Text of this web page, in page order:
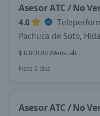
Asesor ATC / No
4.0
Pachuca de Soto,
$ 8,800.00 (Mensual)
Hace 2 días
Asesor ATC / No